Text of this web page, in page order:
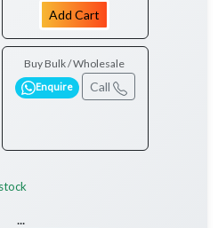
Add Cart
Buy Bulk / Wholesale
Enquire Call
...